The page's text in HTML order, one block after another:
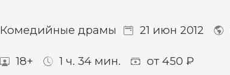
Комедийные драмы 21 июн 2012
18+ 1 ч. 34 мин. от 450 ₽